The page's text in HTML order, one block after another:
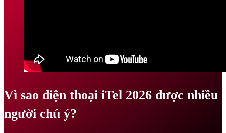
Vì sao điện thoại iTel 2026 được nhiều
người chú ý?